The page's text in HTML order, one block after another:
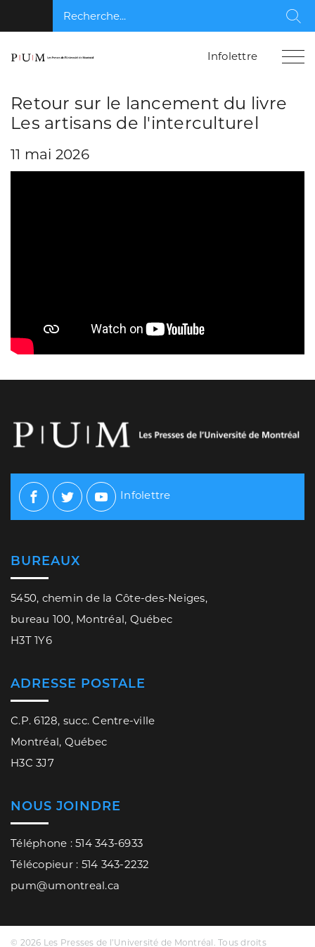
Recherche...
Infolettre
Retour sur le lancement du livre
Les artisans de l'interculturel
11 mai 2026
Facebook
TwitterYoutube
Infolettre
BUREAUX
5450, chemin de la Côte-des-Neiges,
bureau 100, Montréal, Québec
H3T 1Y6
ADRESSE POSTALE
C.P. 6128, succ. Centre-ville
Montréal, Québec
H3C 3J7
NOUS JOINDRE
Téléphone : 514 343-6933
Télécopieur : 514 343-2232
pum@umontreal.ca
© 2026 Les Presses de l’Université de Montréal. Tous droits